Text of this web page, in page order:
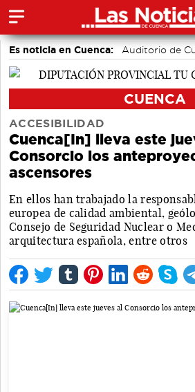
Es noticia en Cuenca: Auditorio de
CUENCA
ACCESIBILIDAD
Cuenca[In] lleva este
Consorcio los
ascensores
En ellos han trabajado la
europea de calidad ambiental,
Consejo de Seguridad Nuclear o
arquitectura española, entre otros